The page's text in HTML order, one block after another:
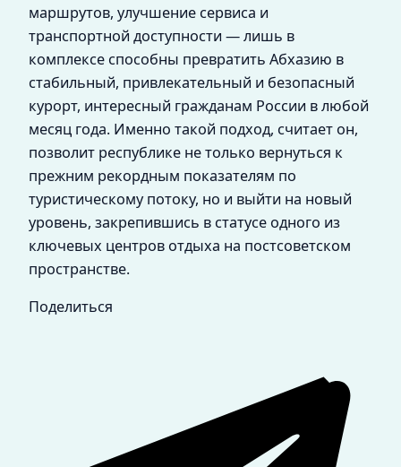
маршрутов, улучшение сервиса и
транспортной доступности — лишь в
комплексе способны превратить Абхазию в
стабильный, привлекательный и безопасный
курорт, интересный гражданам России в любой
месяц года. Именно такой подход, считает он,
позволит республике не только вернуться к
прежним рекордным показателям по
туристическому потоку, но и выйти на новый
уровень, закрепившись в статусе одного из
ключевых центров отдыха на постсоветском
пространстве.
Поделиться